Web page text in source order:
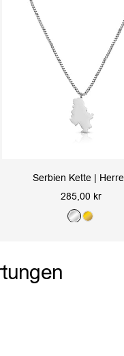
Serbien Kette |
Angebotspreis
285,00 kr
S
G